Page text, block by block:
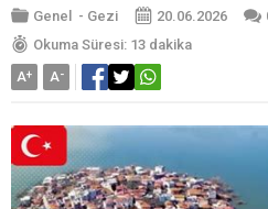
Genel - Gezi 20.06.2026
Okuma Süresi: 13 dakika
A+ A-